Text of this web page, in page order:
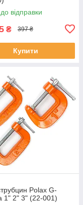
відправки
₴ 397 ₴
Купити
Polax G-
1" 2" 3" (22-001)